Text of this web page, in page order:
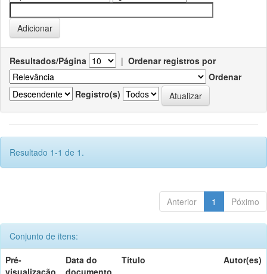
Resultados/Página | Ordenar registros por
Ordenar
Registro(s)
Resultado 1-1 de 1.
Anterior 1 Póximo
Conjunto de itens:
Pré-
visualização
Data do
documento
Título Autor(es)